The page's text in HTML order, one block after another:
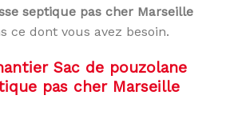
septique pas cher Marseille
ce dont vous avez besoin.
Sac de pouzolane
pas cher Marseille